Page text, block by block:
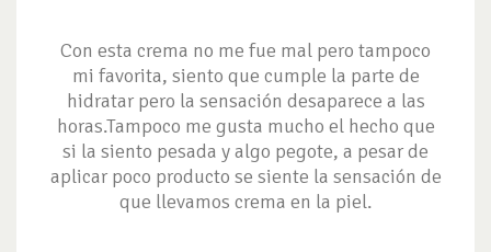
Con esta crema no me fue mal pero tampoco
mi favorita, siento que cumple la parte de
hidratar pero la sensación desaparece a las
horas.Tampoco me gusta mucho el hecho que
si la siento pesada y algo pegote, a pesar de
aplicar poco producto se siente la sensación de
que llevamos crema en la piel.